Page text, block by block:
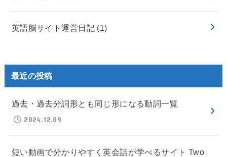
英語脳サイト運営日記 (1)
最近の投稿
過去・過去分詞形とも同じ形になる動詞一覧
2024.12.09
短い動画で分かりやすく英会話が学べるサイト Two